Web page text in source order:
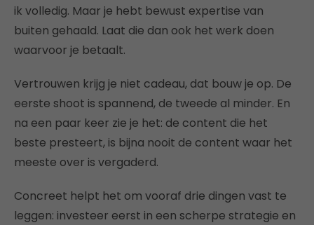
ik volledig. Maar je hebt bewust expertise van
buiten gehaald. Laat die dan ook het werk doen
waarvoor je betaalt.
Vertrouwen krijg je niet cadeau, dat bouw je op. De
eerste shoot is spannend, de tweede al minder. En
na een paar keer zie je het: de content die het
beste presteert, is bijna nooit de content waar het
meeste over is vergaderd.
Concreet helpt het om vooraf drie dingen vast te
leggen: investeer eerst in een scherpe strategie en